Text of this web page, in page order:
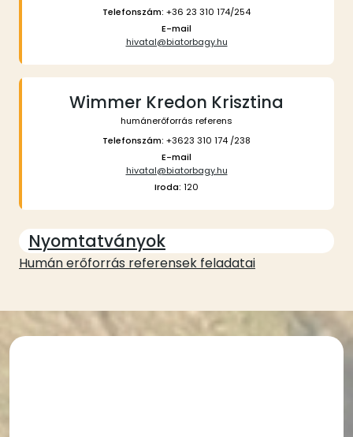
Telefonszám: +36 23 310 174/254
E-mail
hivatal@biatorbagy.hu
Wimmer Kredon Krisztina
humánerőforrás referens
Telefonszám: +3623 310 174 /238
E-mail
hivatal@biatorbagy.hu
Iroda: 120
Nyomtatványok
Humán erőforrás referensek feladatai